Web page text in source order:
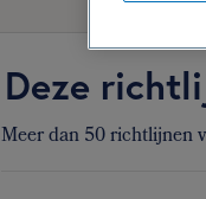
Deze
Meer dan 50 richtlijnen